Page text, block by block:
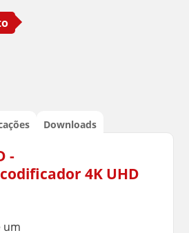
Downloads
-
4K UHD
um